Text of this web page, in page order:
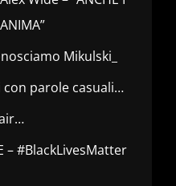
Mikulski_
con parole casuali…
– #BlackLivesMatter